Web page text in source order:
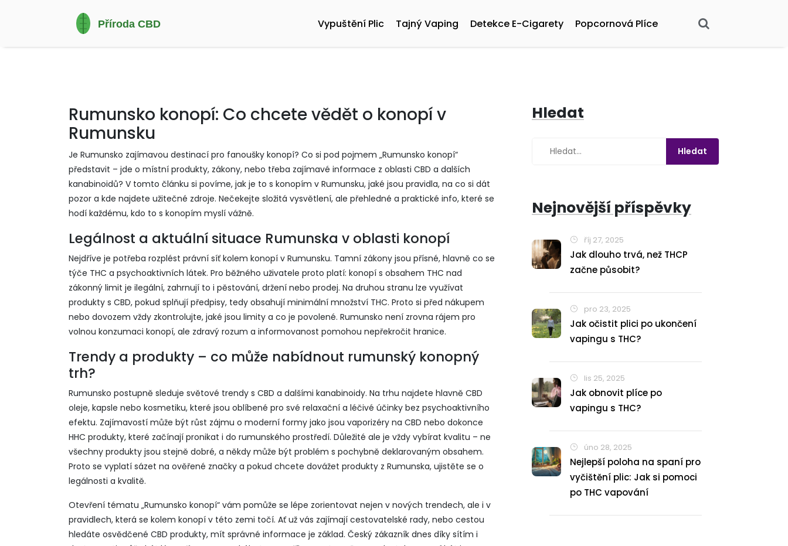
Vypuštění Plic Tajný Vaping Detekce E-Cigarety Popcornová Plíce
Rumunsko konopí: Co chcete vědět o konopí v
Rumunsku
Je Rumunsko zajímavou destinací pro fanoušky konopí? Co si pod pojmem „Rumunsko konopí“
představit – jde o místní produkty, zákony, nebo třeba zajímavé informace z oblasti CBD a dalších
kanabinoidů? V tomto článku si povíme, jak je to s konopím v Rumunsku, jaké jsou pravidla, na co si dát
pozor a kde najdete užitečné zdroje. Nečekejte složitá vysvětlení, ale přehledné a praktické info, které se
hodí každému, kdo to s konopím myslí vážně.
Legálnost a aktuální situace Rumunska v oblasti konopí
Nejdříve je potřeba rozplést právní síť kolem konopí v Rumunsku. Tamní zákony jsou přísné, hlavně co se
týče THC a psychoaktivních látek. Pro běžného uživatele proto platí: konopí s obsahem THC nad
zákonný limit je ilegální, zahrnují to i pěstování, držení nebo prodej. Na druhou stranu lze využívat
produkty s CBD, pokud splňují předpisy, tedy obsahují minimální množství THC. Proto si před nákupem
nebo dovozem vždy zkontrolujte, jaké jsou limity a co je povolené. Rumunsko není zrovna rájem pro
volnou konzumaci konopí, ale zdravý rozum a informovanost pomohou nepřekročit hranice.
Trendy a produkty – co může nabídnout rumunský konopný
trh?
Rumunsko postupně sleduje světové trendy s CBD a dalšími kanabinoidy. Na trhu najdete hlavně CBD
oleje, kapsle nebo kosmetiku, které jsou oblíbené pro své relaxační a léčivé účinky bez psychoaktivního
efektu. Zajímavostí může být růst zájmu o moderní formy jako jsou vaporizéry na CBD nebo dokonce
HHC produkty, které začínají pronikat i do rumunského prostředí. Důležité ale je vždy vybírat kvalitu – ne
všechny produkty jsou stejně dobré, a někdy může být problém s pochybně deklarovaným obsahem.
Proto se vyplatí sázet na ověřené značky a pokud chcete dovážet produkty z Rumunska, ujistěte se o
legálnosti a kvalitě.
Otevření tématu „Rumunsko konopí“ vám pomůže se lépe zorientovat nejen v nových trendech, ale i v
pravidlech, která se kolem konopí v této zemi točí. Ať už vás zajímají cestovatelské rady, nebo cestou
hledáte osvědčené CBD produkty, mít správné informace je základ. Český zákazník dnes díky sítím i
Hledat
Nejnovější příspěvky
říj 27, 2025
Jak dlouho trvá, než THCP
začne působit?
pro 23, 2025
Jak očistit plici po ukončení
vapingu s THC?
lis 25, 2025
Jak obnovit plíce po
vapingu s THC?
úno 28, 2025
Nejlepší poloha na spaní pro
vyčištění plic: Jak si pomoci
po THC vapování